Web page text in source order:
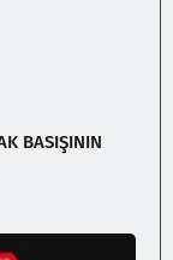
BASIŞININ